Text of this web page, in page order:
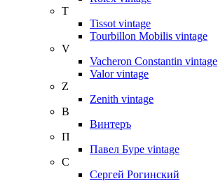
T
Tissot vintage
Tourbillon Mobilis vintage
V
Vacheron Constantin vintage
Valor vintage
Z
Zenith vintage
В
Винтеръ
П
Павел Буре vintage
С
Сергей Рогинский